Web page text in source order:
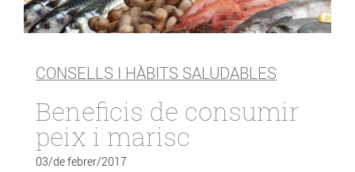
CONSELLS I HÀBITS SALUDABLES
Beneficis de consumir
peix i marisc
03/de febrer/2017